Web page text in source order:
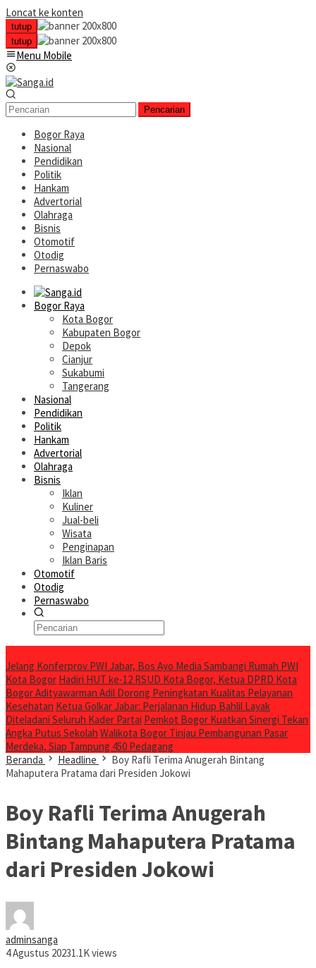
Loncat ke konten
tutup
tutup
Menu Mobile
Pencarian
Bogor Raya
Nasional
Pendidikan
Politik
Hankam
Advertorial
Olahraga
Bisnis
Otomotif
Otodig
Pernaswabo
Bogor Raya
Kota Bogor
Kabupaten Bogor
Depok
Cianjur
Sukabumi
Tangerang
Nasional
Pendidikan
Politik
Hankam
Advertorial
Olahraga
Bisnis
Iklan
Kuliner
Jual-beli
Wisata
Penginapan
Iklan Baris
Otomotif
Otodig
Pernaswabo
Jelang Konferprov PWI Jabar, Bos Ayo Media Sambangi Rumah PWI
Kota Bogor Hadiri HUT ke-12 RSUD Kota Bogor, Ketua DPRD Kota
Bogor Adityawarman Adil Dorong Peningkatan Kualitas Pelayanan
Kesehatan Ketua Golkar Jabar: Perjalanan Hidup Bahlil Layak
Diteladani Seluruh Kader Partai Pemkot Bogor Kuatkan Sinergi Tekan
Angka Putus Sekolah Walikota Bogor Tinjau Pembangunan Pasar
Merdeka, Siap Tampung 450 Pedagang
Beranda
Headline
Boy Rafli Terima Anugerah Bintang
Mahaputera Pratama dari Presiden Jokowi
Boy Rafli Terima Anugerah
Bintang Mahaputera Pratama
dari Presiden Jokowi
adminsanga
4 Agustus 20231.1K views